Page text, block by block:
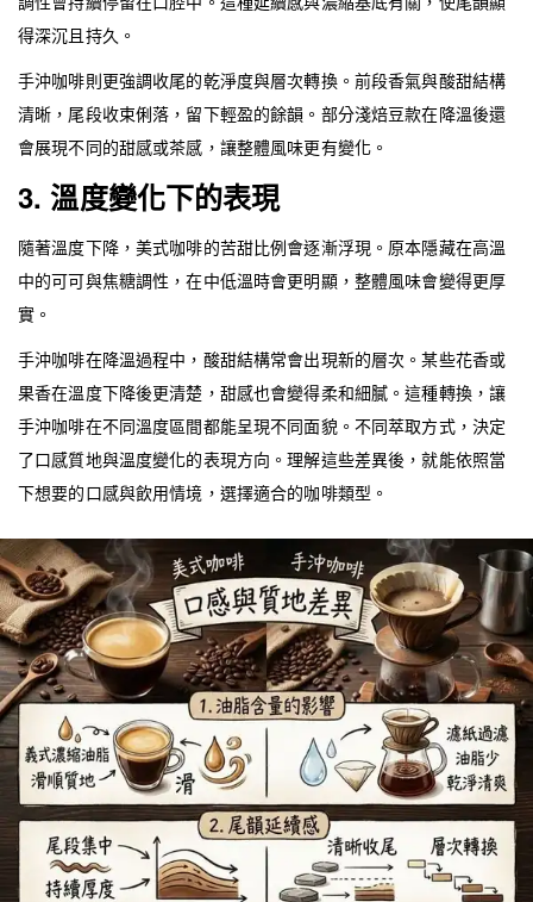
得深沉且持久。
手沖咖啡則更強調收尾的乾淨度與層次轉換。前段香氣與酸甜結構
清晰，尾段收束俐落，留下輕盈的餘韻。部分淺焙豆款在降溫後還
會展現不同的甜感或茶感，讓整體風味更有變化。
3. 溫度變化下的表現
隨著溫度下降，美式咖啡的苦甜比例會逐漸浮現。原本隱藏在高溫
中的可可與焦糖調性，在中低溫時會更明顯，整體風味會變得更厚
實。
手沖咖啡在降溫過程中，酸甜結構常會出現新的層次。某些花香或
果香在溫度下降後更清楚，甜感也會變得柔和細膩。這種轉換，讓
手沖咖啡在不同溫度區間都能呈現不同面貌。不同萃取方式，決定
了口感質地與溫度變化的表現方向。理解這些差異後，就能依照當
下想要的口感與飲用情境，選擇適合的咖啡類型。